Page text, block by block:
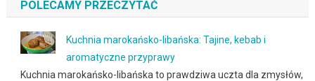
POLECAMY PRZECZYTAĆ
Kuchnia marokańsko-libańska: Tajine, kebab i
aromatyczne przyprawy
Kuchnia marokańsko-libańska to prawdziwa uczta dla zmysłów,